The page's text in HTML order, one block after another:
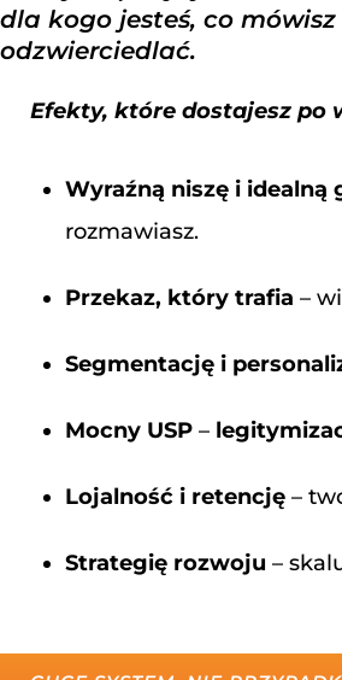
dla kogo jesteś, co
odzwierciedlać.
Efekty, które dostajesz po
Wyraźną niszę i idealną
rozmawiasz.
Przekaz, który trafia –
Segmentację i
Mocny USP –
Lojalność i retencję –
Strategię rozwoju –